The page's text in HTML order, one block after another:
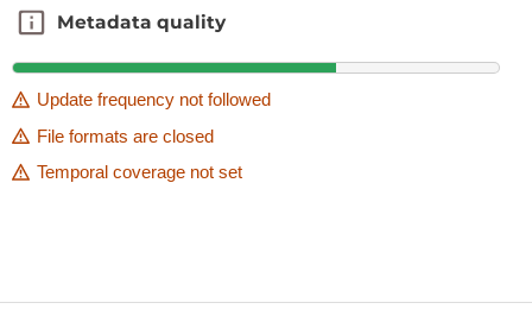
Metadata quality
Metadata quality
Update frequency not followed
File formats are closed
Temporal coverage not set